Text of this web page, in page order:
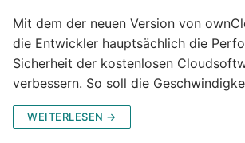
Mit dem der neuen Version von
die Entwickler hauptsächlich die
Sicherheit der kostenlosen
verbessern. So soll die
WEITERLESEN →